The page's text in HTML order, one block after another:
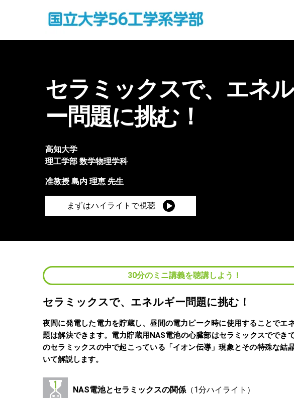
セラミックスで、エネ
ー問題に挑む！
高知大学
理工学部 数学物理学科
准教授 島内 理恵 先生
まずはハイライトで視聴
30分のミニ講義を聴講しよう！
セラミックスで、エネルギー問題に挑む！
夜間に発電した電力を貯蔵し、昼間の電力ピーク時に使用することでエ
題は解決できます。電力貯蔵用NAS電池の心臓部はセラミックスででき
のセラミックスの中で起こっている「イオン伝導」現象とその特殊な結
いて解説します。
NAS電池とセラミックスの関係